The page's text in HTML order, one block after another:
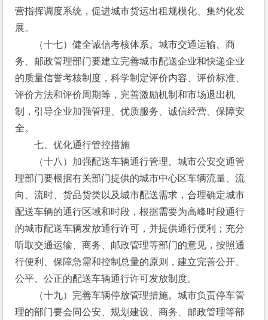
营指挥调度系统，促进城市货运出租规模化、集约化发
展。
（十七）健全诚信考核体系。城市交通运输、商
务、邮政管理部门要建立完善城市配送企业和快递企业
的质量信誉考核制度，科学制定评价内容、评价标准、
评价方法和评价周期等，完善激励机制和市场退出机
制，引导企业加强管理、优质服务、诚信经营、保障安
全。
七、优化通行管控措施
（十八）加强配送车辆通行管理。城市公安交通管
理部门要根据有关部门提供的城市中心区车辆流量、流
向、流时、货品货类以及城市配送需求，合理确定城市
配送车辆的通行区域和时段，根据需要为高峰时段通行
的城市配送车辆发放通行许可，并提供通行便利；充分
听取交通运输、商务、邮政管理等部门的意见，按照通
行便利、保障急需和控制总量的原则，建立完善公开、
公平、公正的配送车辆通行许可发放制度。
（十九）完善车辆停放管理措施。城市负责停车管
理的部门要会同公安、规划建设、商务、邮政管理等部